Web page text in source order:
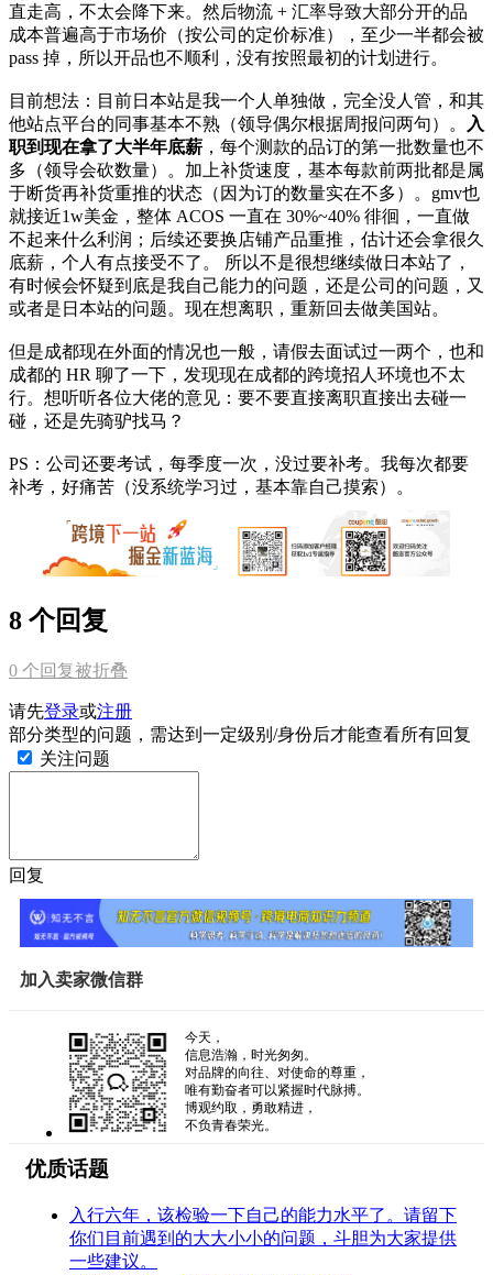
直走高，不太会降下来。然后物流 + 汇率导致大部分开的品
成本普遍高于市场价（按公司的定价标准），至少一半都会被
pass 掉，所以开品也不顺利，没有按照最初的计划进行。
目前想法：目前日本站是我一个人单独做，完全没人管，和其
他站点平台的同事基本不熟（领导偶尔根据周报问两句）。
入
职到现在拿了大半年底薪 ，每个测款的品订的第一批数量也不
多（领导会砍数量）。加上补货速度，基本每款前两批都是属
于断货再补货重推的状态（因为订的数量实在不多）。gmv也
就接近1w美金，整体 ACOS 一直在 30%~40% 徘徊，一直做
不起来什么利润；后续还要换店铺产品重推，估计还会拿很久
底薪，个人有点接受不了。 所以不是很想继续做日本站了，
有时候会怀疑到底是我自己能力的问题，还是公司的问题，又
或者是日本站的问题。现在想离职，重新回去做美国站。
但是成都现在外面的情况也一般，请假去面试过一两个，也和
成都的 HR 聊了一下，发现现在成都的跨境招人环境也不太
行。想听听各位大佬的意见：要不要直接离职直接出去碰一
碰，还是先骑驴找马？
PS：公司还要考试，每季度一次，没过要补考。我每次都要
补考，好痛苦（没系统学习过，基本靠自己摸索）。
8 个回复
0 个回复被折叠
请先登录或注册
部分类型的问题，需达到一定级别/身份后才能查看所有回复
关注问题
回复
加入卖家微信群
今天，
信息浩瀚，时光匆匆。
对品牌的向往、对使命的尊重，
唯有勤奋者可以紧握时代脉搏。
博观约取，勇敢精进，
不负青春荣光。
优质话题
入行六年，该检验一下自己的能力水平了。请留下
你们目前遇到的大大小小的问题，斗胆为大家提供
一些建议。